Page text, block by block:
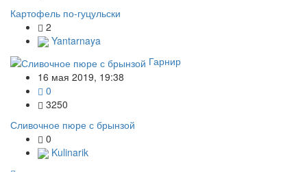
Картофель по-гуцульски
2
Yantarnaya
Гарнир
16 мая 2019, 19:38
0
3250
Сливочное пюре с брынзой
0
Kulinarik